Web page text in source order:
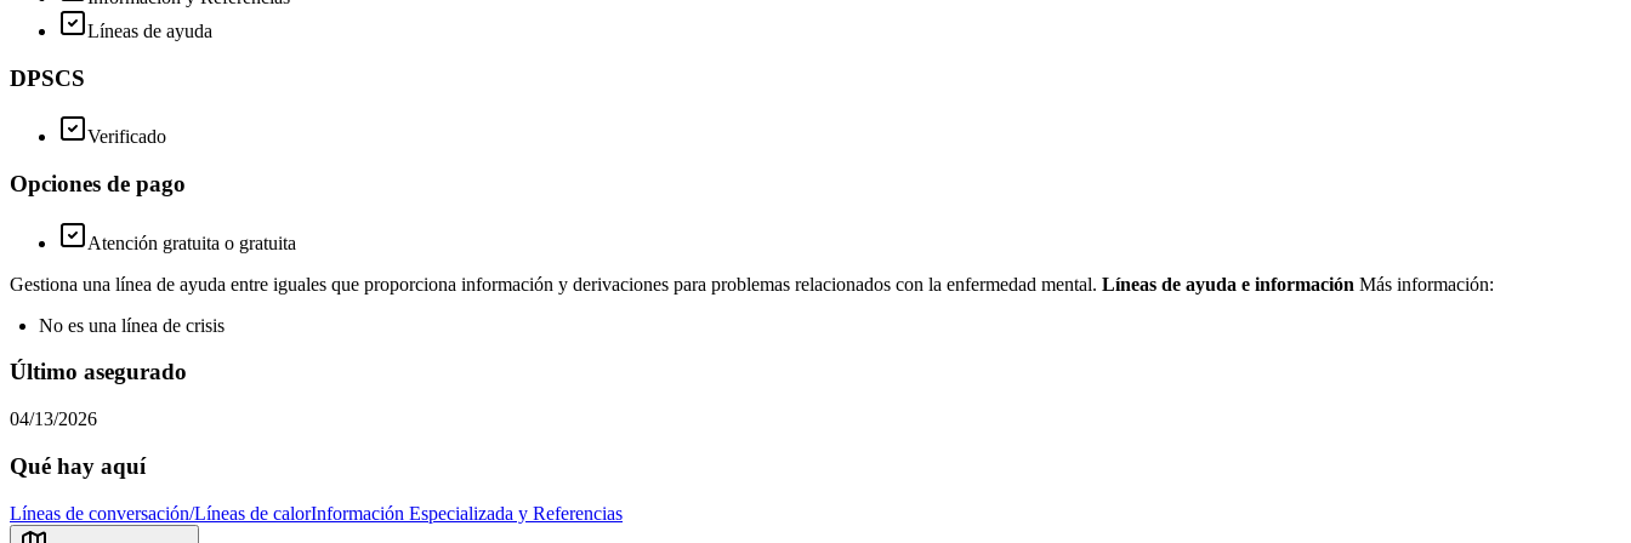
Líneas de ayuda
DPSCS
Verificado
Opciones de pago
Atención gratuita o gratuita
Gestiona una línea de ayuda entre iguales que proporciona información y derivaciones para problemas relacionados con la enfermedad mental. Líneas de ayuda e información Más información:
No es una línea de crisis
Último asegurado
04/13/2026
Qué hay aquí
Líneas de conversación/Líneas de calorInformación Especializada y Referencias